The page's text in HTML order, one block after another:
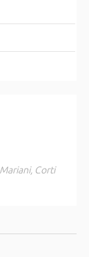
Corti